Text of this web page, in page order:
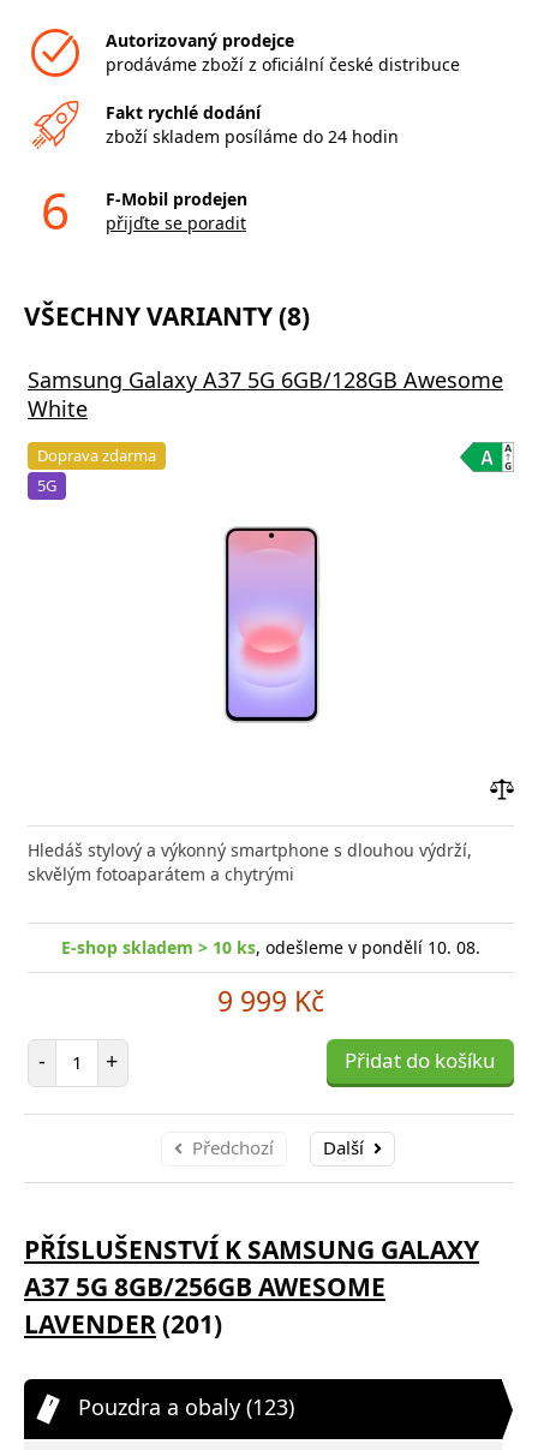
Autorizovaný prodejce
prodáváme zboží z oficiální české distribuce
Fakt rychlé dodání
zboží skladem posíláme do 24 hodin
6
F-Mobil prodejen
přijďte se poradit
VŠECHNY VARIANTY (8)
Samsung Galaxy A37 5G 6GB/128GB Awesome
White
Doprava zdarma
5G
Hledáš stylový a výkonný smartphone s dlouhou výdrží,
skvělým fotoaparátem a chytrými
E-shop skladem > 10 ks, odešleme v pondělí 10. 08.
9 999 Kč
- Počet položek
+ Přidat do košíku
Předchozí Další
PŘÍSLUŠENSTVÍ K SAMSUNG GALAXY
A37 5G 8GB/256GB AWESOME
LAVENDER (201)
Pouzdra a obaly (123)